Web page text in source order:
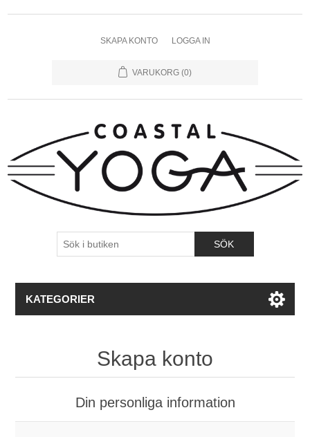
SKAPA KONTO LOGGA IN
VARUKORG (0)
KATEGORIER
Skapa konto
Din personliga information